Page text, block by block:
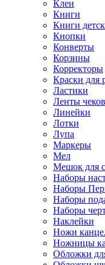
Клеи
Книги
Книги
Кнопки
Конверты
Корзины
Корректоры
Краски для
Ластики
Ленты
Линейки
Лотки
Лупа
Маркеры
Мел
Мешок для
Наборы
Наборы
Наборы
Наборы
Наклейки
Ножи
Ножницы
Обложки